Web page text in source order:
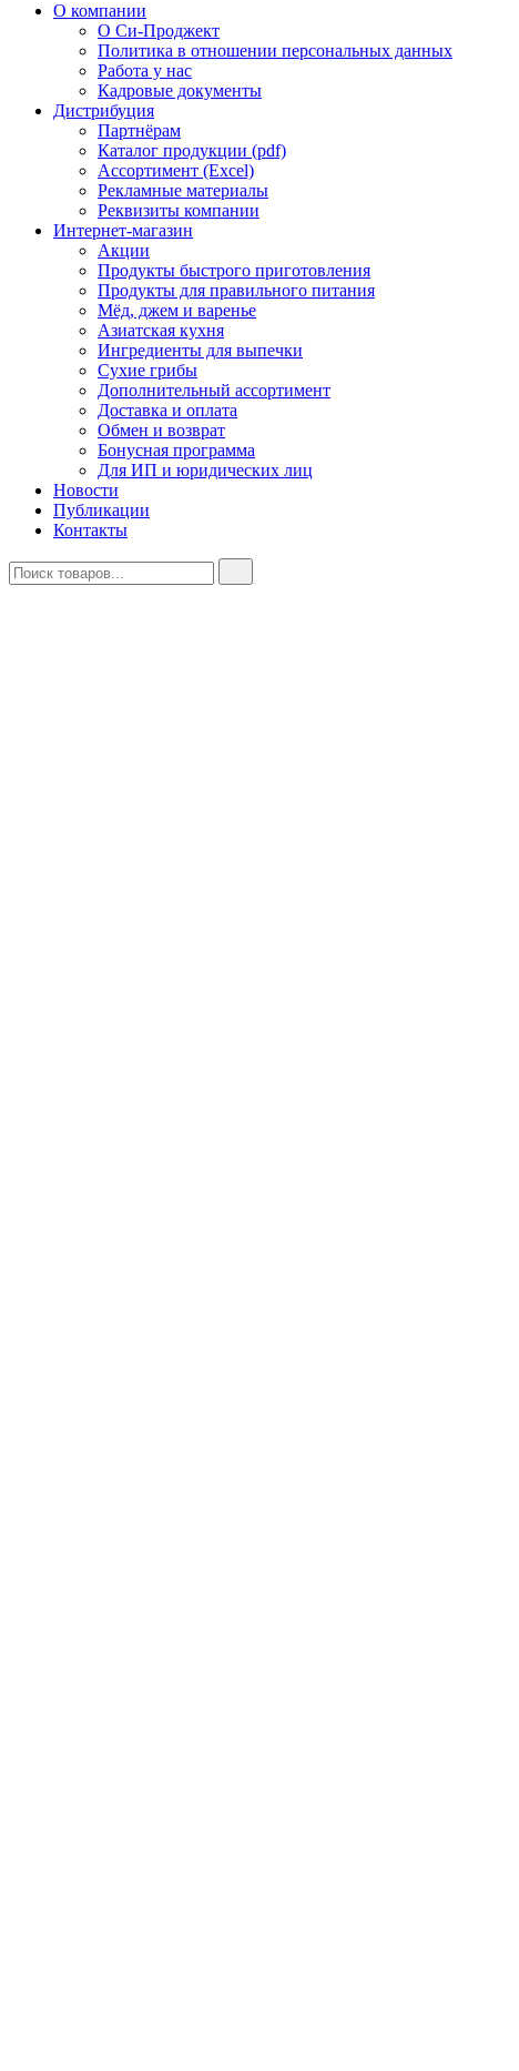
О компании
О Си-Проджект
Политика в отношении персональных данных
Работа у нас
Кадровые документы
Дистрибуция
Партнёрам
Каталог продукции (pdf)
Ассортимент (Excel)
Рекламные материалы
Реквизиты компании
Интернет-магазин
Акции
Продукты быстрого приготовления
Продукты для правильного питания
Мёд, джем и варенье
Азиатская кухня
Ингредиенты для выпечки
Сухие грибы
Дополнительный ассортимент
Доставка и оплата
Обмен и возврат
Бонусная программа
Для ИП и юридических лиц
Новости
Публикации
Контакты